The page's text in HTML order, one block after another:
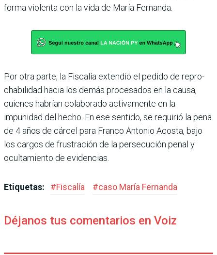
forma violenta con la vida de María Fernanda.
Por otra parte, la Fiscalía extendió el pedido de repro­
chabilidad hacia los demás procesados en la causa,
quie­nes habrían colaborado acti­vamente en la
impunidad del hecho. En ese sentido, se requirió la pena
de 4 años de cárcel para Franco Anto­nio Acosta, bajo
los cargos de frustración de la persecu­ción penal y
ocultamiento de evidencias.
Etiquetas: #Fiscalía #caso María Fernanda
Déjanos tus comentarios en Voiz